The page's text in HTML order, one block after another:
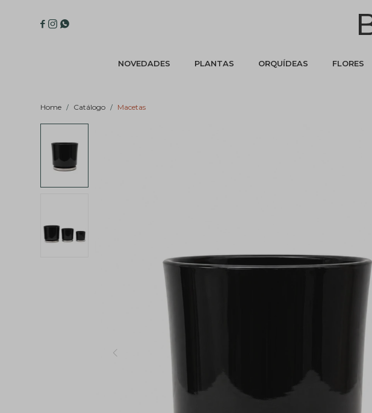
NOVEDADES PLANTAS ORQUÍDEAS FLORES
  
Home Catálogo Macetas